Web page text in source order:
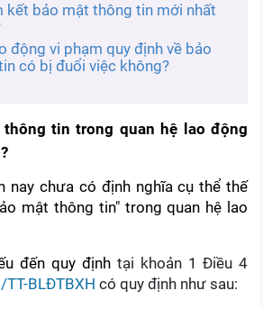
LÀM
TRIỂN ĐỘI NGŨ
LÀM
kết bảo mật thông tin mới nhất
động vi phạm quy định về bảo
có bị đuổi việc không?
thông tin trong quan hệ lao động
nay chưa có định nghĩa cụ thể thế
mật thông tin" trong quan hệ lao
đến quy định tại khoản 1 Điều 4
BLĐTBXH có quy định như sau: